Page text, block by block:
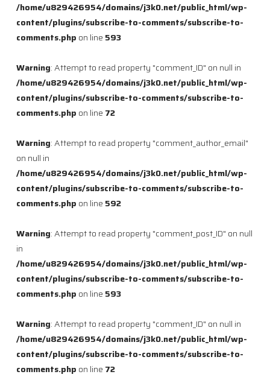
/home/u829426954/domains/j3k0.net/public_html/wp-
content/plugins/subscribe-to-comments/subscribe-to-
comments.php on line 593
Warning: Attempt to read property "comment_ID" on null in
/home/u829426954/domains/j3k0.net/public_html/wp-
content/plugins/subscribe-to-comments/subscribe-to-
comments.php on line 72
Warning: Attempt to read property "comment_author_email"
on null in
/home/u829426954/domains/j3k0.net/public_html/wp-
content/plugins/subscribe-to-comments/subscribe-to-
comments.php on line 592
Warning: Attempt to read property "comment_post_ID" on null
in
/home/u829426954/domains/j3k0.net/public_html/wp-
content/plugins/subscribe-to-comments/subscribe-to-
comments.php on line 593
Warning: Attempt to read property "comment_ID" on null in
/home/u829426954/domains/j3k0.net/public_html/wp-
content/plugins/subscribe-to-comments/subscribe-to-
comments.php on line 72